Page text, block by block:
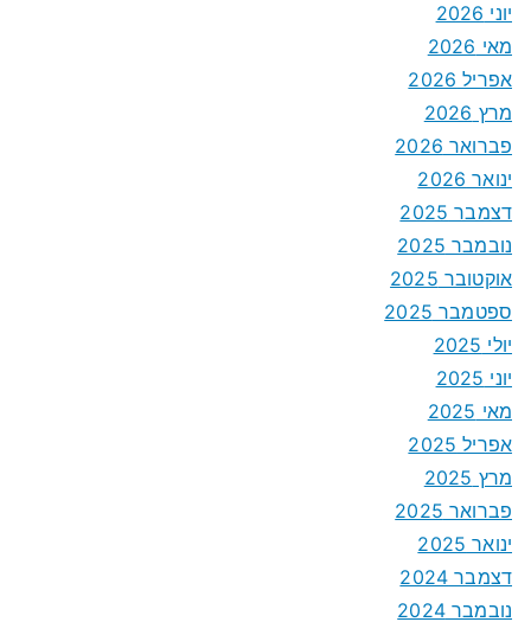
יוני 2026
מאי 2026
אפריל 2026
מרץ 2026
פברואר 2026
ינואר 2026
דצמבר 2025
נובמבר 2025
אוקטובר 2025
ספטמבר 2025
יולי 2025
יוני 2025
מאי 2025
אפריל 2025
מרץ 2025
פברואר 2025
ינואר 2025
דצמבר 2024
נובמבר 2024